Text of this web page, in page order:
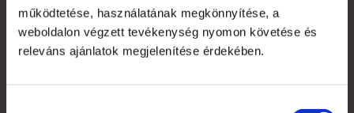
működtetése, használatának megkönnyítése, a
weboldalon végzett tevékenység nyomon követése és
releváns ajánlatok megjelenítése érdekében.